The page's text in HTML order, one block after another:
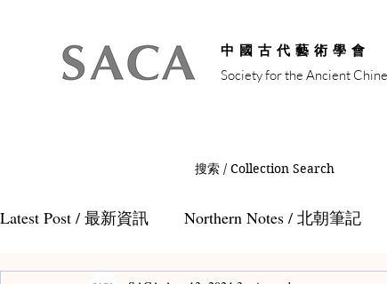
中國古代藝術學會
Society for the Ancient
搜索 / Collection Search
Latest Post / 最新資訊 Northern Notes / 北朝筆記